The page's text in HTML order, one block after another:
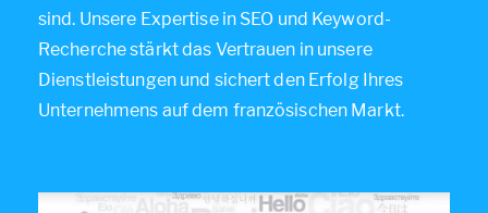
sind. Unsere Expertise in SEO und Keyword-
Recherche stärkt das Vertrauen in unsere
Dienstleistungen und sichert den Erfolg Ihres
Unternehmens auf dem französischen Markt.